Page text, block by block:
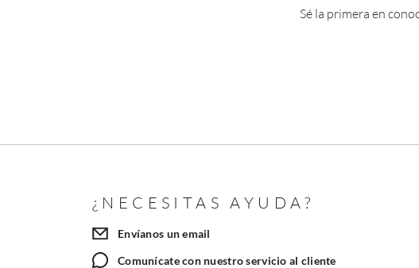
Sé la primera en
¿NECESITAS AYUDA?
Envíanos un email
Comunícate con nuestro servicio al cliente